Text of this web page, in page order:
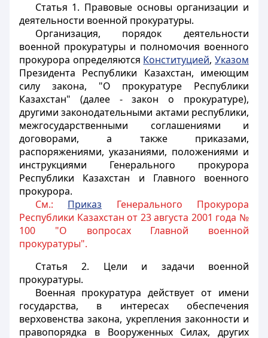
Статья 1. Правовые основы организации и
деятельности военной прокуратуры.
Организация, порядок деятельности
военной прокуратуры и полномочия военного
прокурора определяются Конституцией,Указом
Президента Республики Казахстан, имеющим
силу закона, "О прокуратуре Республики
Казахстан" (далее - закон о прокуратуре),
другими законодательными актами республики,
межгосударственными соглашениями и
договорами, а также приказами,
распоряжениями, указаниями, положениями и
инструкциями Генерального прокурора
Республики Казахстан и Главного военного
прокурора.
См.: Приказ Генерального Прокурора
Республики Казахстан от 23 августа 2001 года №
100 "О вопросах Главной военной
прокуратуры".
Статья 2. Цели и задачи военной
прокуратуры.
Военная прокуратура действует от имени
государства, в интересах обеспечения
верховенства закона, укрепления законности и
правопорядка в Вооруженных Силах, других